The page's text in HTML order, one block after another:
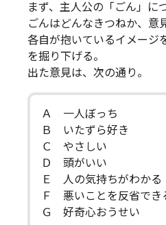
まず、主人公の「ごん」に
ごんはどんなきつねか、意
各自が抱いているイメージ
を掘り下げる。
出た意見は、次の通り。
Ａ 一人ぼっち
Ｂ いたずら好き
Ｃ やさしい
Ｄ 頭がいい
Ｅ 人の気持ちがわ
Ｆ 悪いことを反
Ｇ 好奇心おうせい